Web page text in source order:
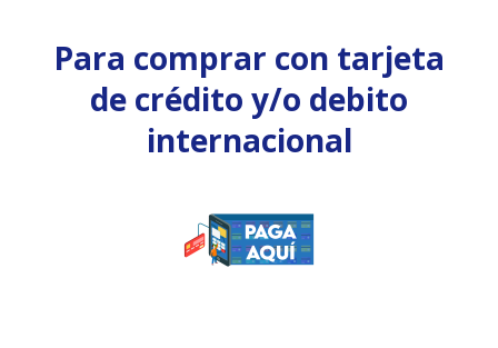
Para comprar con tarjeta
de crédito y/o debito
internacional